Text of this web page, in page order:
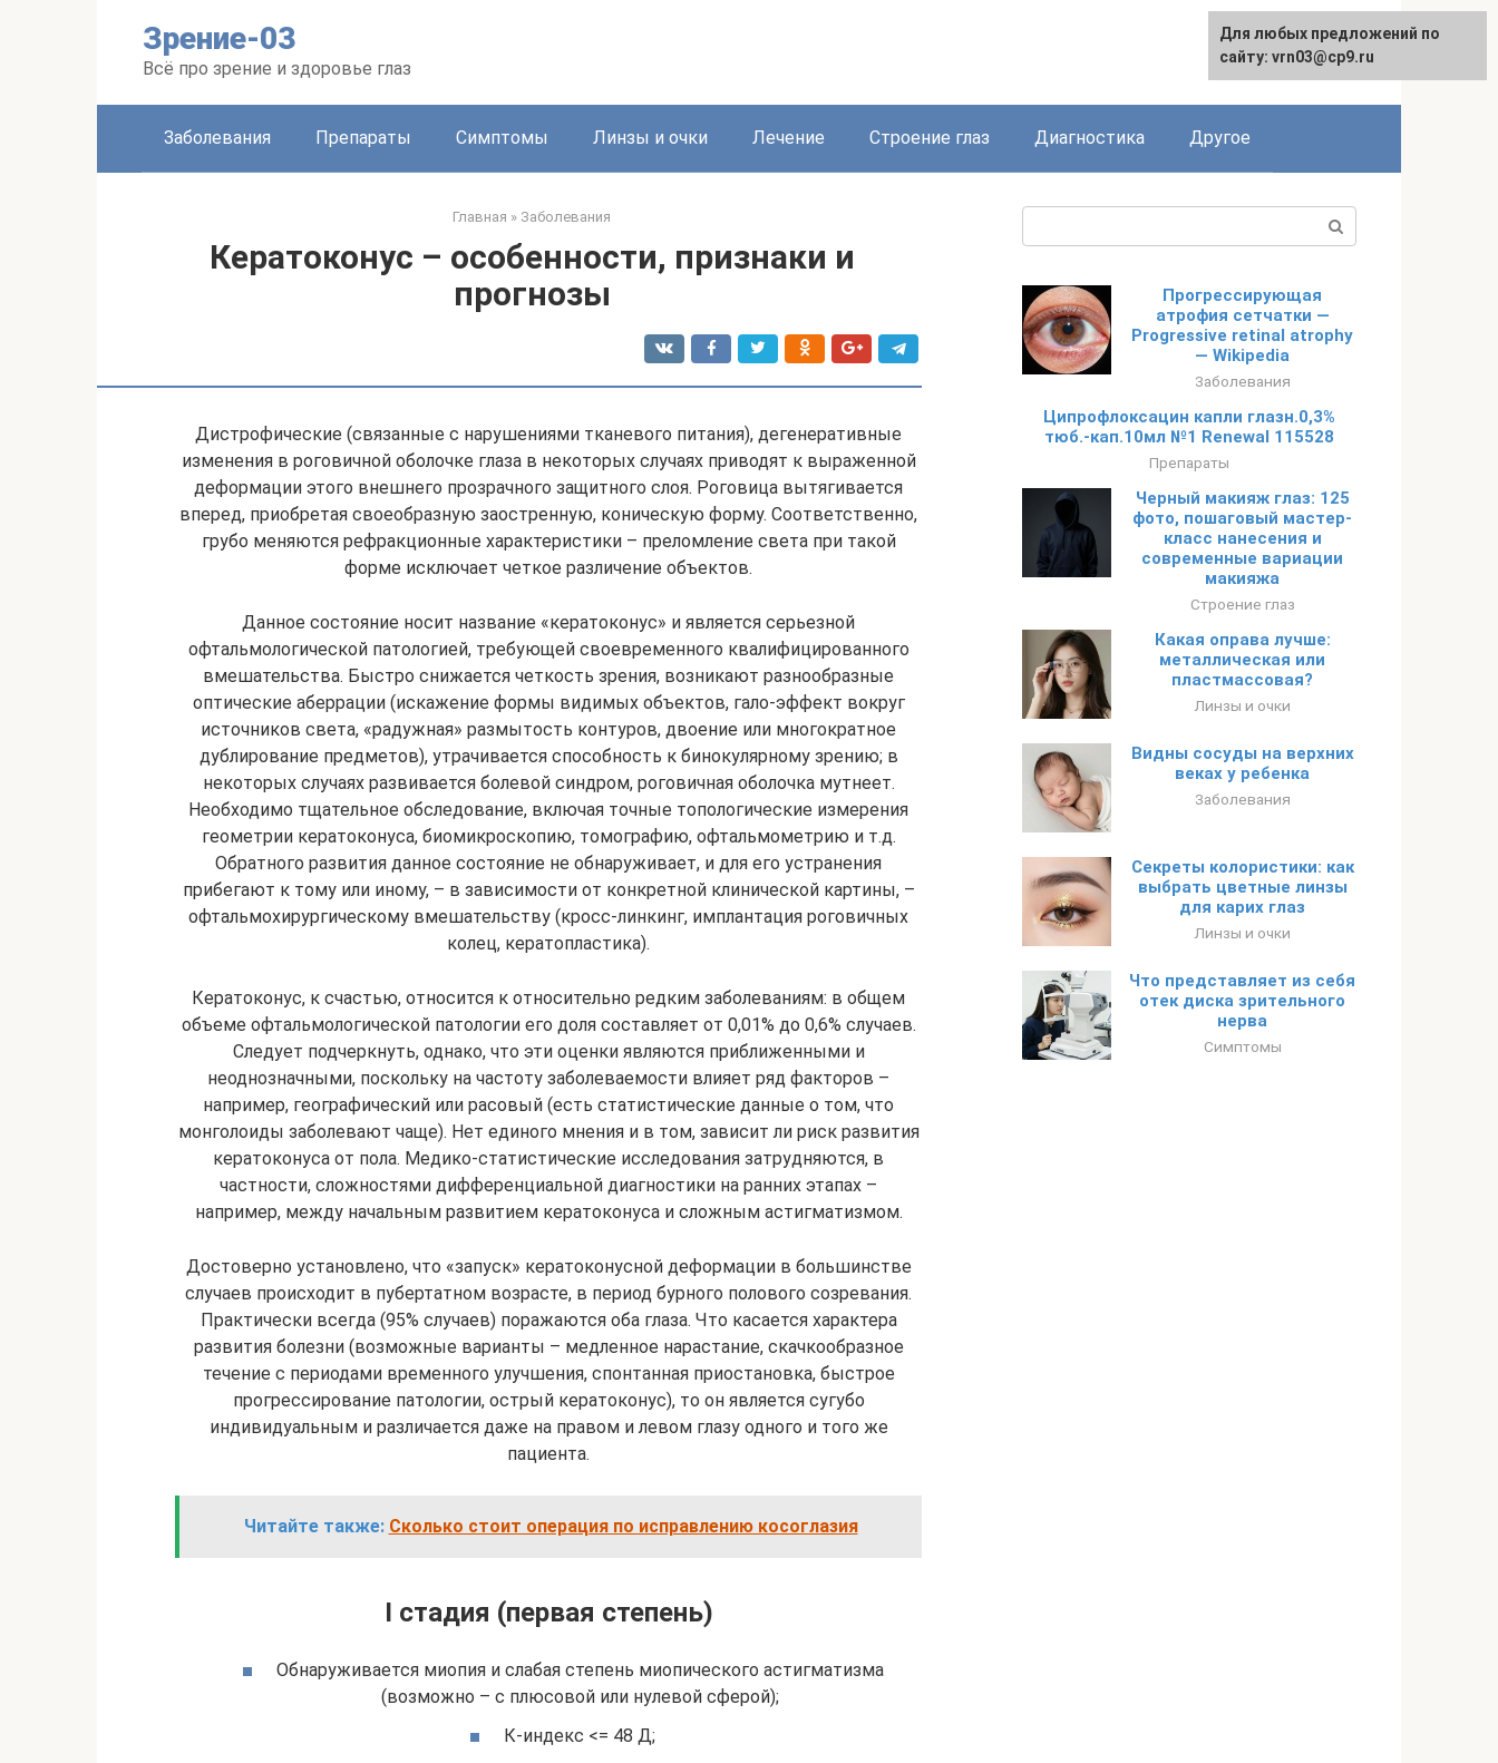
Зрение-03
Всё про зрение и здоровье глаз
English
Заболевания Препараты Симптомы Линзы и очки Лечение Строение глаз Диагностика Другое
Главная » Заболевания
Кератоконус – особенности, признаки и
прогнозы
Дистрофические (связанные с нарушениями тканевого питания), дегенеративные
изменения в роговичной оболочке глаза в некоторых случаях приводят к выраженной
деформации этого внешнего прозрачного защитного слоя. Роговица вытягивается
вперед, приобретая своеобразную заостренную, коническую форму. Соответственно,
грубо меняются рефракционные характеристики – преломление света при такой
форме исключает четкое различение объектов.
Данное состояние носит название «кератоконус» и является серьезной
офтальмологической патологией, требующей своевременного квалифицированного
вмешательства. Быстро снижается четкость зрения, возникают разнообразные
оптические аберрации (искажение формы видимых объектов, гало-эффект вокруг
источников света, «радужная» размытость контуров, двоение или многократное
дублирование предметов), утрачивается способность к бинокулярному зрению; в
некоторых случаях развивается болевой синдром, роговичная оболочка мутнеет.
Необходимо тщательное обследование, включая точные топологические измерения
геометрии кератоконуса, биомикроскопию, томографию, офтальмометрию и т.д.
Обратного развития данное состояние не обнаруживает, и для его устранения
прибегают к тому или иному, – в зависимости от конкретной клинической картины, –
офтальмохирургическому вмешательству (кросс-линкинг, имплантация роговичных
колец, кератопластика).
Кератоконус, к счастью, относится к относительно редким заболеваниям: в общем
объеме офтальмологической патологии его доля составляет от 0,01% до 0,6% случаев.
Следует подчеркнуть, однако, что эти оценки являются приближенными и
неоднозначными, поскольку на частоту заболеваемости влияет ряд факторов –
например, географический или расовый (есть статистические данные о том, что
монголоиды заболевают чаще). Нет единого мнения и в том, зависит ли риск развития
кератоконуса от пола. Медико-статистические исследования затрудняются, в
частности, сложностями дифференциальной диагностики на ранних этапах –
например, между начальным развитием кератоконуса и сложным астигматизмом.
Достоверно установлено, что «запуск» кератоконусной деформации в большинстве
случаев происходит в пубертатном возрасте, в период бурного полового созревания.
Практически всегда (95% случаев) поражаются оба глаза. Что касается характера
развития болезни (возможные варианты – медленное нарастание, скачкообразное
течение с периодами временного улучшения, спонтанная приостановка, быстрое
прогрессирование патологии, острый кератоконус), то он является сугубо
индивидуальным и различается даже на правом и левом глазу одного и того же
пациента.
Читайте также: Сколько стоит операция по исправлению косоглазия
I стадия (первая степень)
Обнаруживается миопия и слабая степень миопического астигматизма
(возможно – с плюсовой или нулевой сферой);
К-индекс <= 48 Д;
Прогрессирующая
атрофия сетчатки —
Progressive retinal atrophy
— Wikipedia
Заболевания
Ципрофлоксацин капли глазн.0,3%
тюб.-кап.10мл №1 Renewal 115528
Препараты
Черный макияж глаз: 125
фото, пошаговый мастер-
класс нанесения и
современные вариации
макияжа
Строение глаз
Какая оправа лучше:
металлическая или
пластмассовая?
Линзы и очки
Видны сосуды на верхних
веках у ребенка
Заболевания
Секреты колористики: как
выбрать цветные линзы
для карих глаз
Линзы и очки
Что представляет из себя
отек диска зрительного
нерва
Симптомы
Для любых предложений по
сайту: vrn03@cp9.ru